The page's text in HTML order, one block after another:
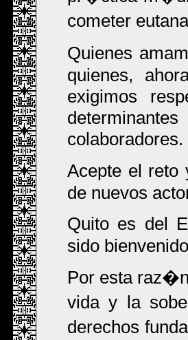
cometer
Quienes
quienes,
exigimos
colaboradores.
Acepte el reto
de nuevos
Quito es del
sido
Por esta
vida y la
derechos